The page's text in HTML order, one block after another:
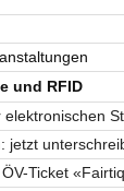
und RFID
jetzt
Ticket